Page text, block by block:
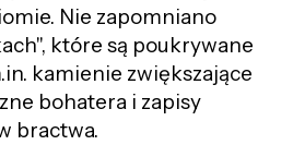
Nie zapomniano
które są poukrywane
kamienie zwiększające
bohatera i zapisy
bractwa.